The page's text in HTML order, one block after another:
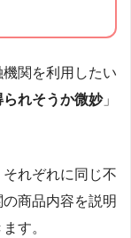
関を利用したい
れそうか微妙」
れぞれに同じ不
商品内容を説明
す。